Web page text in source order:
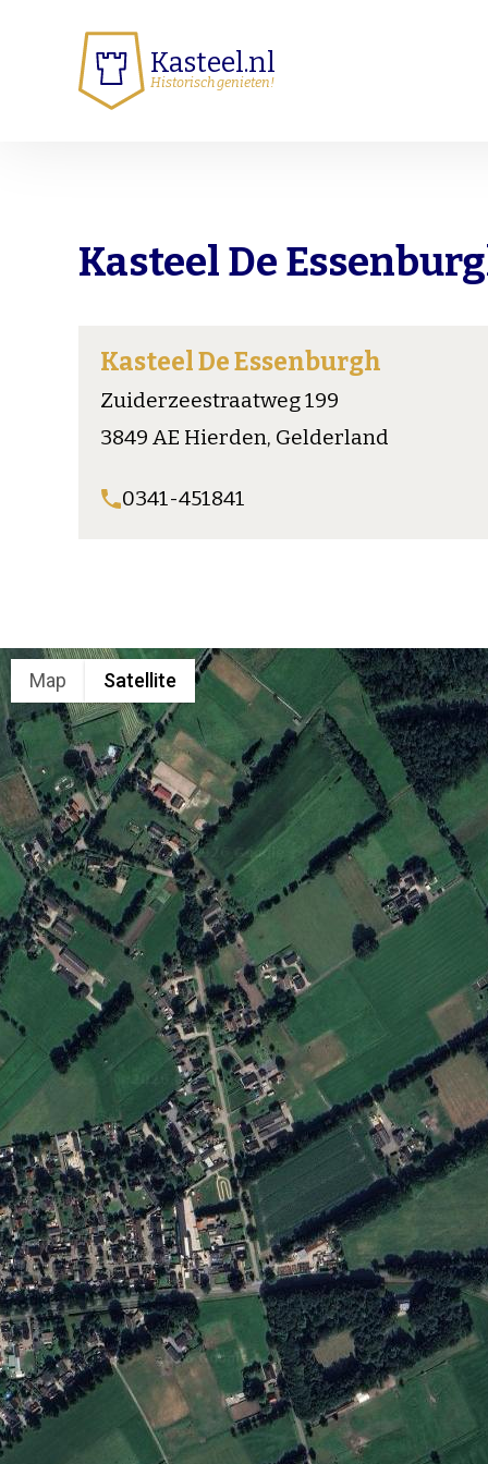
Kasteel.nl
Historisch genieten!
Kasteel De
Kasteel De Essenburgh
Zuiderzeestraatweg 199
3849 AE Hierden, Gelderland
0341-451841
Map Satellite